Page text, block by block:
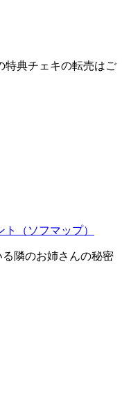
典チェキの転売はご
（ソフマップ）
る隣のお姉さんの秘密